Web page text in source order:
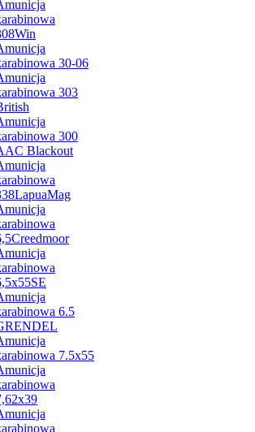
30-06
303
300
Blackout
6.5
7.5x55